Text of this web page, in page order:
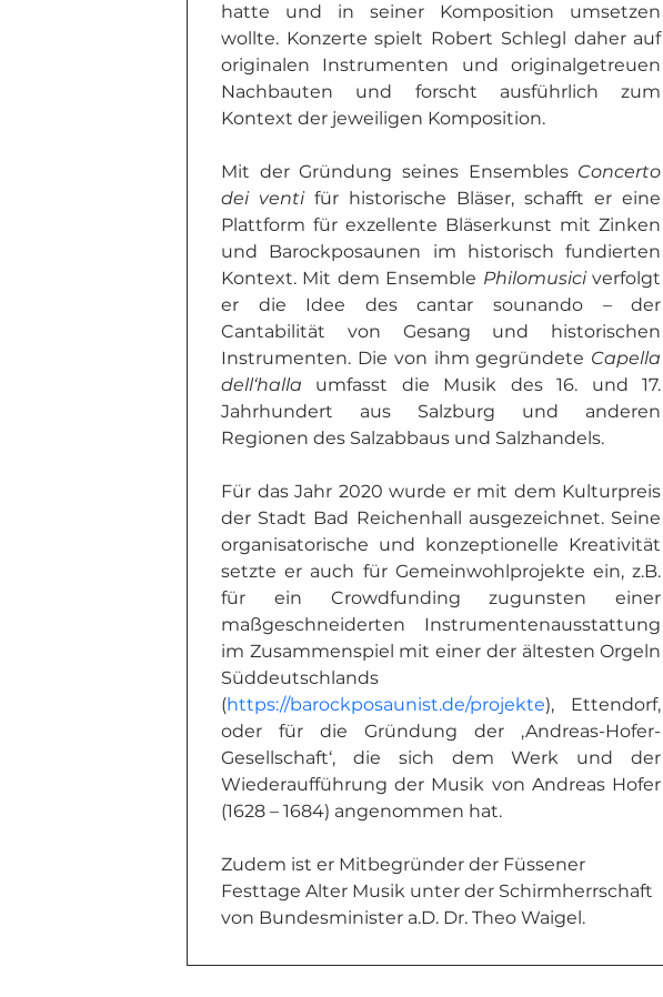
hatte und in seiner Komposition umsetzen
wollte. Konzerte spielt Robert Schlegl daher auf
originalen Instrumenten und originalgetreuen
Nachbauten und forscht ausführlich zum
Kontext der jeweiligen Komposition.
Mit der Gründung seines Ensembles Concerto
dei venti für historische Bläser, schafft er eine
Plattform für exzellente Bläserkunst mit Zinken
und Barockposaunen im historisch fundierten
Kontext. Mit dem Ensemble Philomusici verfolgt
er die Idee des cantar sounando – der
Cantabilität von Gesang und historischen
Instrumenten. Die von ihm gegründete Capella
dell‘halla umfasst die Musik des 16. und 17.
Jahrhundert aus Salzburg und anderen
Regionen des Salzabbaus und Salzhandels.
Für das Jahr 2020 wurde er mit dem Kulturpreis
der Stadt Bad Reichenhall ausgezeichnet. Seine
organisatorische und konzeptionelle Kreativität
setzte er auch für Gemeinwohlprojekte ein, z.B.
für ein Crowdfunding zugunsten einer
maßgeschneiderten Instrumentenausstattung
im Zusammenspiel mit einer der ältesten Orgeln
Süddeutschlands
(https://barockposaunist.de/projekte), Ettendorf,
oder für die Gründung der ‚Andreas-Hofer-
Gesellschaft‘, die sich dem Werk und der
Wiederaufführung der Musik von Andreas Hofer
(1628 – 1684) angenommen hat.
Zudem ist er Mitbegründer der Füssener
Festtage Alter Musik unter der Schirmherrschaft
von Bundesminister a.D. Dr. Theo Waigel.